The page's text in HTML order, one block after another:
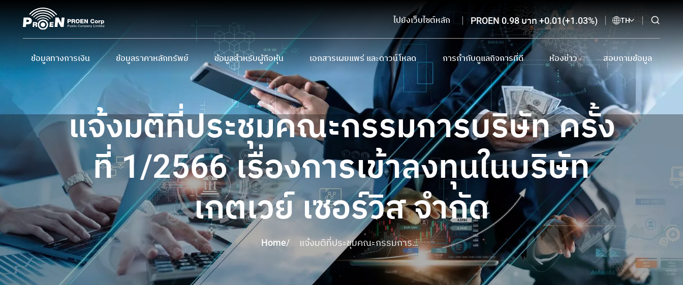
ไปยังเว็บไซต์หลัก PROEN 0.98 บาท +0.01(+1.03%) TH
ข้อมูลทางการเงิน
ข้อมูลสำคัญทางการเงิน
งบการเงิน และ MD&A
ข้อมูลราคาหลักทรัพย์
ราคาหลักทรัพย์ย้อนหลัง
ข้อมูลสำหรับผู้ถือหุ้น
ผู้ถือหุ้นรายใหญ่
นโยบายและการจ่ายเงินปันผล
การประชุมผู้ถือหุ้น
ปฏิทินนักลงทุน
ข้อมูลสำหรับผู้ถือใบสำคัญแสดงสิทธิ
เอกสารเผยแพร่ และดาวน์โหลด
หนังสือชี้ชวนเสนอขายหลักทรัพย์
แบบ 56-1 One Report และรายงานประจำปี
รายงานความยั่งยืน
เอกสารนำเสนอและเว็บแคสต์
ดาวน์โหลดเอกสาร
การกำกับดูแลกิจการที่ดี
การกำกับดูแลกิจการที่ดี และเอกสารดาวน์โหลด
นโยบายต่อต้านการทุจริตและแจ้งเบาะแส
ห้องข่าว
ข่าวแจ้งตลาดหลักทรัพย์
ข่าวจากสื่อสิ่งพิมพ์ออนไลน์
การโฆษณาทางสื่ออิเล็กทรอนิกส์
สอบถามข้อมูล
ติดต่อนักลงทุนสัมพันธ์
อีเมลรับข่าวสาร
จรรยาบรรณนักลงทุนสัมพันธ์
แจ้งมติที่ประชุมคณะกรรมการบริษัท ครั้ง
ที่ 1/2566 เรื่องการเข้าลงทุนในบริษัท
เกตเวย์ เซอร์วิส จำกัด
Home/
แจ้งมติที่ประชุมคณะกรรมการ
บริษัท ครั้งที่ 1/2566 เรื่องการเข้า
ลงทุนในบริษัท เกตเวย์ เซอร์วิส